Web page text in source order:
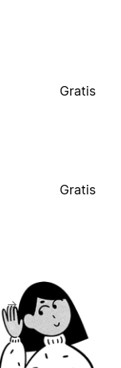
Gratis
Gratis
→